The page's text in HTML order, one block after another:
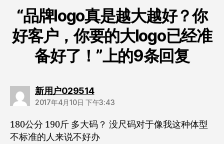
“品牌logo真是越大越好？你
好客户，你要的大logo已经准
备好了！”上的9条回复
新用户029514说：
2017年4月10日 下午3:43
180公分 190斤 多大码？ 没尺码对于像我这种体型
不标准的人来说不好办